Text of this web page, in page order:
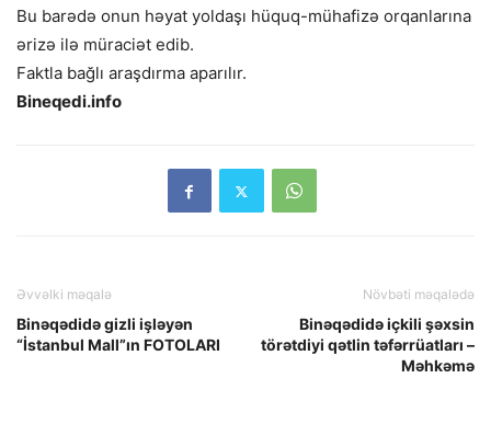
Bu barədə onun həyat yoldaşı hüquq-mühafizə orqanlarına
ərizə ilə müraciət edib.
Faktla bağlı araşdırma aparılır.
Bineqedi.info
Əvvəlki məqalə
Binəqədidə gizli işləyən
“İstanbul Mall”ın FOTOLARI
Növbəti məqalədə
Binəqədidə içkili şəxsin
törətdiyi qətlin təfərrüatları –
Məhkəmə